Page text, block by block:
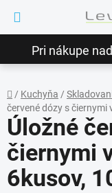
obsah
Pri nákupe
Domov
/ Kuchyňa /
červené dózy s čiernymi
Úložné
čiernymi
6kusov,